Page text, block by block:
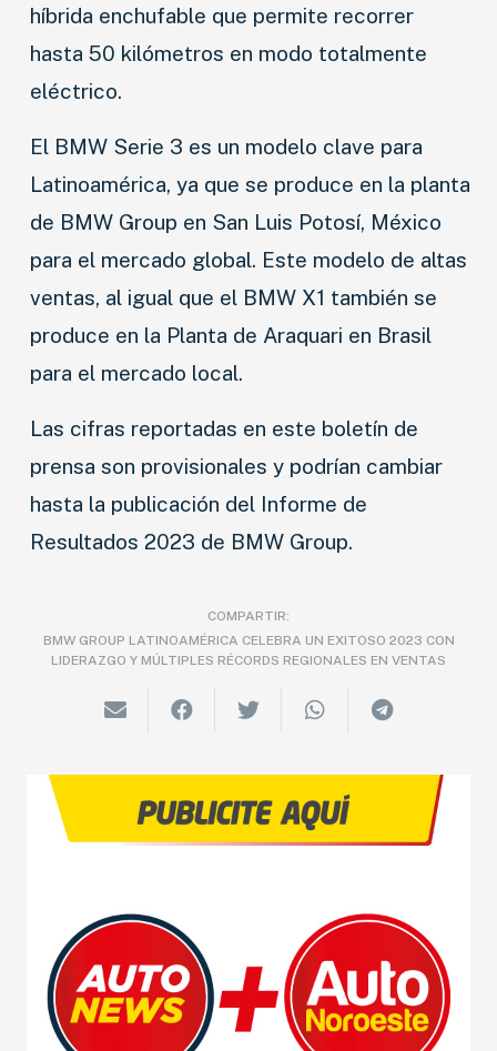
híbrida enchufable que permite recorrer
hasta 50 kilómetros en modo totalmente
eléctrico.
El BMW Serie 3 es un modelo clave para
Latinoamérica, ya que se produce en la planta
de BMW Group en San Luis Potosí, México
para el mercado global. Este modelo de altas
ventas, al igual que el BMW X1 también se
produce en la Planta de Araquari en Brasil
para el mercado local.
Las cifras reportadas en este boletín de
prensa son provisionales y podrían cambiar
hasta la publicación del Informe de
Resultados 2023 de BMW Group.
COMPARTIR:
BMW GROUP LATINOAMÉRICA CELEBRA UN EXITOSO 2023 CON
LIDERAZGO Y MÚLTIPLES RÉCORDS REGIONALES EN VENTAS